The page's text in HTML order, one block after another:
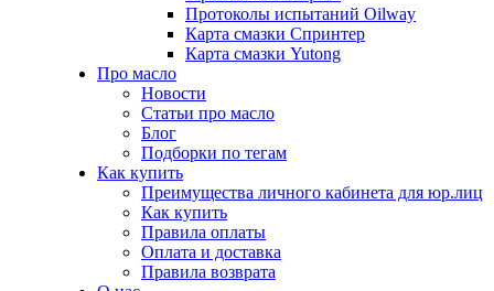
Протоколы испытаний Oilway
Карта смазки Спринтер
Карта смазки Yutong
Про масло
Новости
Статьи про масло
Блог
Подборки по тегам
Как купить
Преимущества личного кабинета для юр.лиц
Как купить
Правила оплаты
Оплата и доставка
Правила возврата